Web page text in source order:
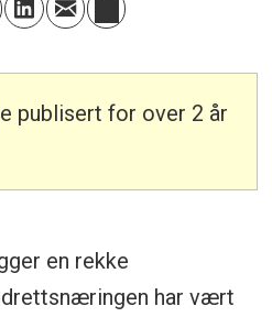
publisert for over 2 år
en rekke
har vært